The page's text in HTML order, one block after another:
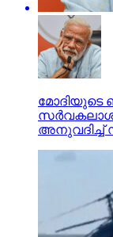
മോദിയുടെ
അനുവദിച്ച്